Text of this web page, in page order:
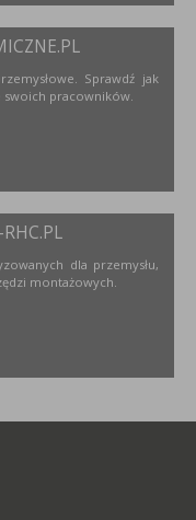
Sprawdź jak
pracowników.
dla przemysłu,
montażowych.